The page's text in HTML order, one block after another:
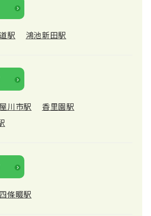
駅 鴻池新田駅
川市駅
香里園駅
四條畷駅